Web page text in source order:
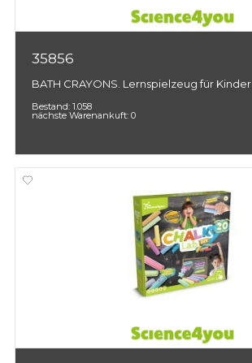
35856
BATH CRAYONS. Lernspielzeug für Kinder
Bestand: 1.058
nächste Warenankuft: 0